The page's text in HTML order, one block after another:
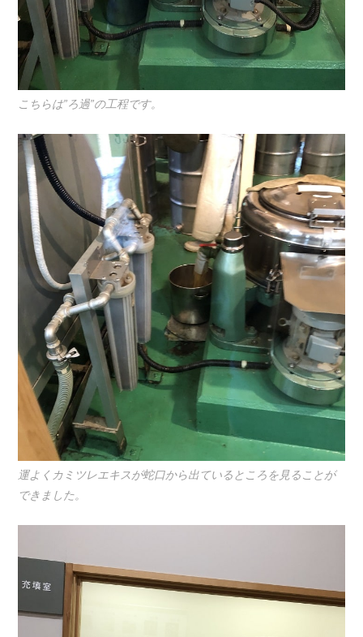
こちらは”ろ過”の工程です。
運よくカミツレエキスが蛇口から出ているところを見ることが
できました。